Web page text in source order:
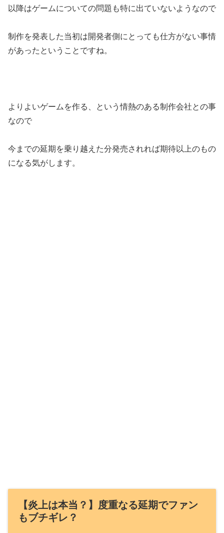
以降はゲームについての問題も特に出ていないようなので
制作を発表した当初は開発者側にとっても仕方がない事情
があったということですね。
よりよいゲームを作る、という情熱のある制作会社との事
なので
今までの延期を乗り越えた分発売されれば期待以上のもの
になる気がします。
【炎上は本当？】度重なる延期でファン
もブチギレ？